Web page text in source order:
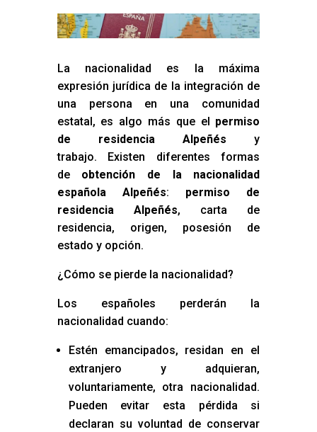
La nacionalidad es la máxima
expresión jurídica de la integración de
una persona en una comunidad
estatal, es algo más que el permiso
de residencia Alpeñés y
trabajo. Existen diferentes formas
de obtención de la nacionalidad
española Alpeñés: permiso de
residencia Alpeñés, carta de
residencia, origen, posesión de
estado y opción.
¿Cómo se pierde la nacionalidad?
Los españoles perderán la
nacionalidad cuando:
Estén emancipados, residan en el
extranjero y adquieran,
voluntariamente, otra nacionalidad.
Pueden evitar esta pérdida si
declaran su voluntad de conservar